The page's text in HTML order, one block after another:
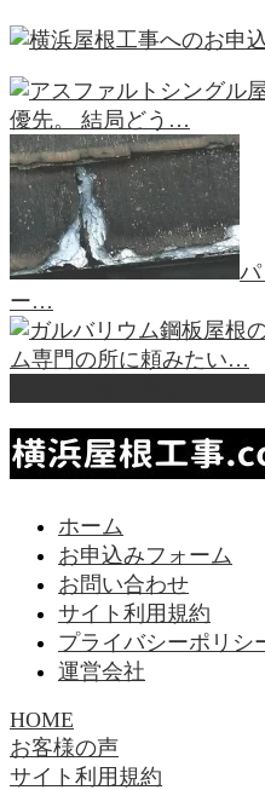
優先。 結局どう…
ー…
ム専門の所に頼みたい…
ホーム
お申込みフォーム
お問い合わせ
サイト利用規約
プライバシーポリシ
運営会社
HOME
お客様の声
サイト利用規約